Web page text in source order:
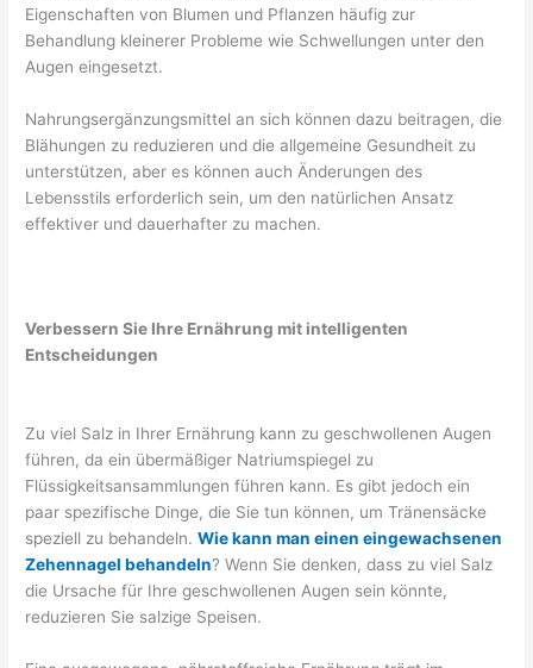
Eigenschaften von Blumen und Pflanzen häufig zur
Behandlung kleinerer Probleme wie Schwellungen unter den
Augen eingesetzt.
Nahrungsergänzungsmittel an sich können dazu beitragen, die
Blähungen zu reduzieren und die allgemeine Gesundheit zu
unterstützen, aber es können auch Änderungen des
Lebensstils erforderlich sein, um den natürlichen Ansatz
effektiver und dauerhafter zu machen.
Verbessern Sie Ihre Ernährung mit intelligenten
Entscheidungen
Zu viel Salz in Ihrer Ernährung kann zu geschwollenen Augen
führen, da ein übermäßiger Natriumspiegel zu
Flüssigkeitsansammlungen führen kann. Es gibt jedoch ein
paar spezifische Dinge, die Sie tun können, um Tränensäcke
speziell zu behandeln.Wie kann man einen eingewachsenen
Zehennagel behandeln? Wenn Sie denken, dass zu viel Salz
die Ursache für Ihre geschwollenen Augen sein könnte,
reduzieren Sie salzige Speisen.